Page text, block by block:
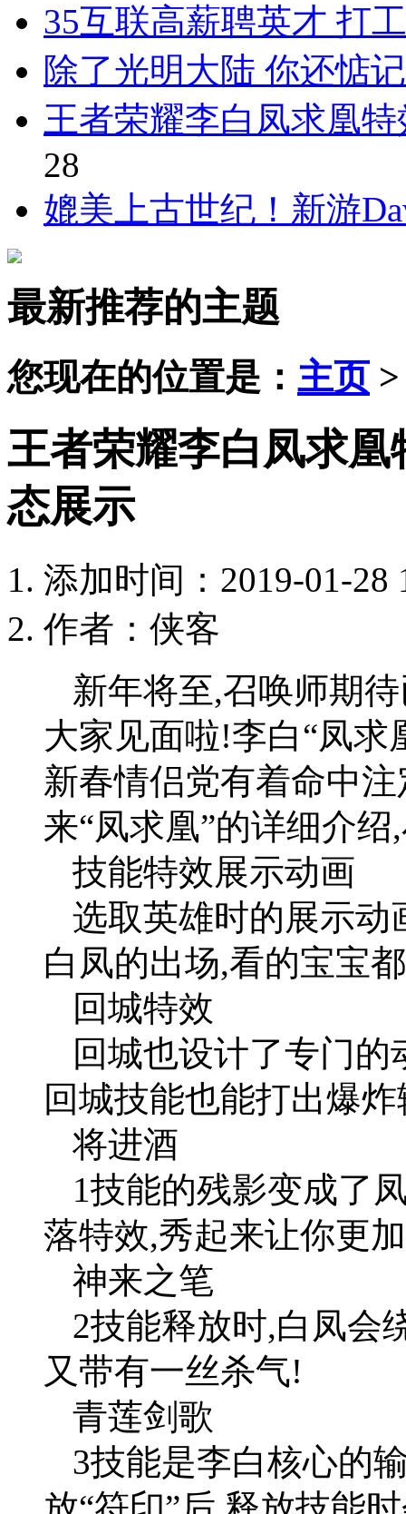
35互联高薪聘英才 打
除了光明大陆 你还惦
王者荣耀李白凤求凰
28
媲美上古世纪！新游
最新推荐的主题
您现在的位置是： 主页
王者荣耀李白凤求
态展示
添加时间：2019-01-28
作者：侠客
新年将至,召唤师期
大家见面啦!李白“凤求
新春情侣党有着命中
来“凤求凰”的详细介
技能特效展示动画
选取英雄时的展示动
白凤的出场,看的宝宝
回城特效
回城也设计了专门
回城技能也能打出爆
将进酒
1技能的残影变成了
落特效,秀起来让你更
神来之笔
2技能释放时,白凤会
又带有一丝杀气!
青莲剑歌
3技能是李白核心的